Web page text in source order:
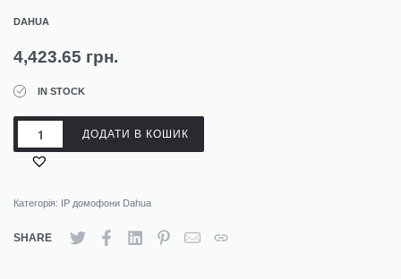
DAHUA
4,423.65 грн.
IN STOCK
ДОДАТИ В КОШИК
Категорія: IP домофони Dahua
SHARE